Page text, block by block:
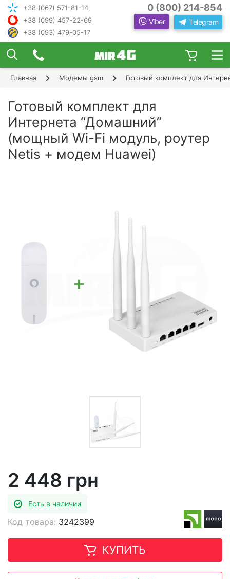
+38 (067) 571-81-14
+38 (099) 457-22-69
+38 (093) 479-05-17
0 (800) 214-854
Viber Telegram
Главная Модемы gsm Готовый комплект для
Готовый комплект для
Интернета “Домашний”
(мощный Wi-Fi модуль, роутер
Netis + модем Huawei)
2 448 грн
Есть в наличии
Код товара: 3242399
КУПИТЬ
ПОДОБРАТЬ ИНТЕРНЕТ С ИН
ЖЕНЕРОМ-
КОНСУЛЬТАНТОМ
Чтобы выбрать лучшего оператора и
оборудование, ответьте, пожалуйста, на
следую
щие вопросы:
В каком населенном пункте Вы хотите
пользоваться Интернетом?
×
Шаг 1
Шаг 4